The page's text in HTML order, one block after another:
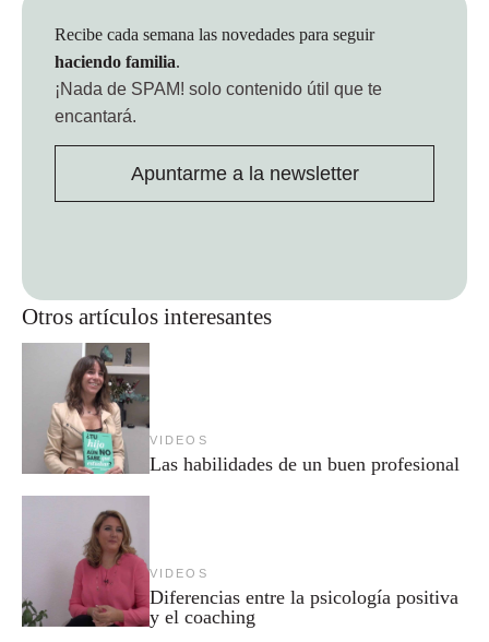
Otros artículos interesantes
VIDEOS
Las habilidades de un buen profesional
VIDEOS
Diferencias entre la psicología positiva
y el coaching
Recibe cada semana las novedades para seguir
haciendo familia.
¡Nada de SPAM! solo contenido útil que te
encantará.
Apuntarme a la newsletter